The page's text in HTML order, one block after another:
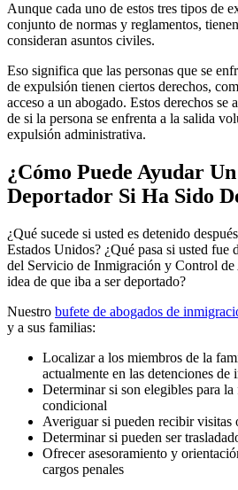
Aunque cada uno de estos tres tipos de
conjunto de normas y reglamentos,
consideran asuntos civiles.
Eso significa que las personas que se
de expulsión tienen ciertos derechos,
acceso a un abogado. Estos derechos se
de si la persona se enfrenta a la salida
expulsión administrativa.
¿Cómo Puede Ayudar
Deportador Si Ha Sido
¿Qué sucede si usted es detenido
Estados Unidos? ¿Qué pasa si usted fue
del Servicio de Inmigración y Control
idea de que iba a ser deportado?
Nuestro bufete de abogados de
y a sus familias:
Localizar a los miembros de la
actualmente en las detenciones de
Determinar si son elegibles para
condicional
Averiguar si pueden recibir visitas
Determinar si pueden ser
Ofrecer asesoramiento y
cargos penales